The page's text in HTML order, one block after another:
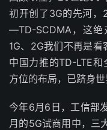
初开创了3G的先河
—TD-SCDMA，这绝
1G、2G我们不再是看
中国力推的TD-LTE
方位的布局，已跻身
今年6月6日，工信部
月的5G试商用中，三